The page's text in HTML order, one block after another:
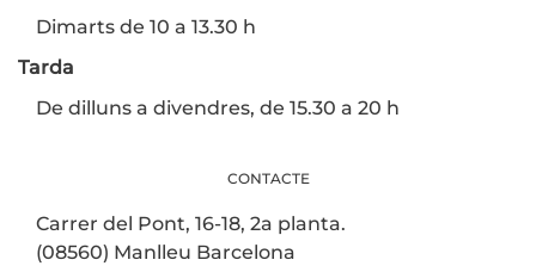
Dimarts de 10 a 13.30 h
Tarda
De dilluns a divendres, de 15.30 a 20 h
CONTACTE
Carrer del Pont, 16-18, 2a planta.
(08560) Manlleu Barcelona